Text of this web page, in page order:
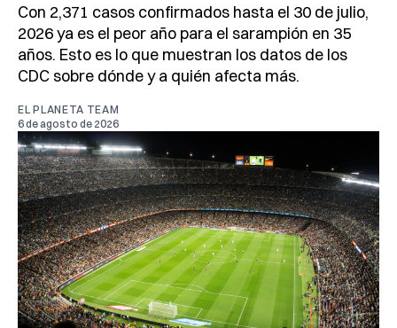
Con 2,371 casos confirmados hasta el 30 de julio,
2026 ya es el peor año para el sarampión en 35
años. Esto es lo que muestran los datos de los
CDC sobre dónde y a quién afecta más.
EL PLANETA TEAM
6 de agosto de 2026